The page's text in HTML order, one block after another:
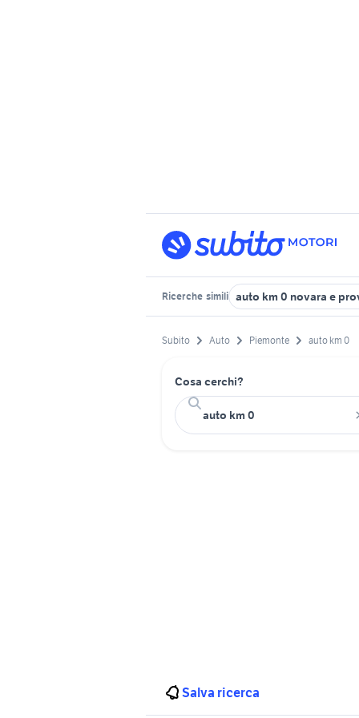
Ricerche simili auto km 0 novara e
Subito Auto Piemonte auto km 0
Cosa cerchi?
Salva ricerca